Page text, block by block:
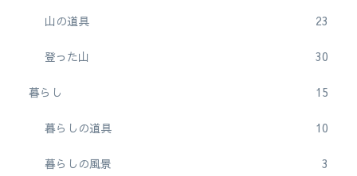
山の道具 23
登った山 30
暮らし 15
暮らしの道具 10
暮らしの風景 3